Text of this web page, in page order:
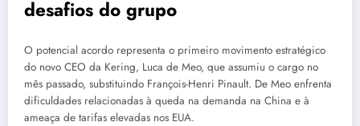
desafios do grupo
O potencial acordo representa o primeiro movimento estratégico
do novo CEO da Kering, Luca de Meo, que assumiu o cargo no
mês passado, substituindo François-Henri Pinault. De Meo enfrenta
dificuldades relacionadas à queda na demanda na China e à
ameaça de tarifas elevadas nos EUA.